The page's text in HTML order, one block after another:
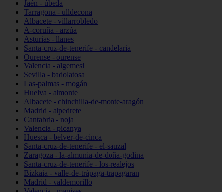
Jaén - úbeda
Tarragona - ulldecona
Albacete - villarrobledo
A-coruña - arzúa
Asturias - llanes
Santa-cruz-de-tenerife - candelaria
Ourense - ourense
Valencia - algemesí
Sevilla - badolatosa
Las-palmas - mogán
Huelva - almonte
Albacete - chinchilla-de-monte-aragón
Madrid - alpedrete
Cantabria - noja
Valencia - picanya
Huesca - belver-de-cinca
Santa-cruz-de-tenerife - el-sauzal
Zaragoza - la-almunia-de-doña-godina
Santa-cruz-de-tenerife - los-realejos
Bizkaia - valle-de-trápaga-trapagaran
Madrid - valdemorillo